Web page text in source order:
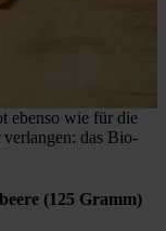
ebenso wie für die
das Bio-
(125 Gramm)